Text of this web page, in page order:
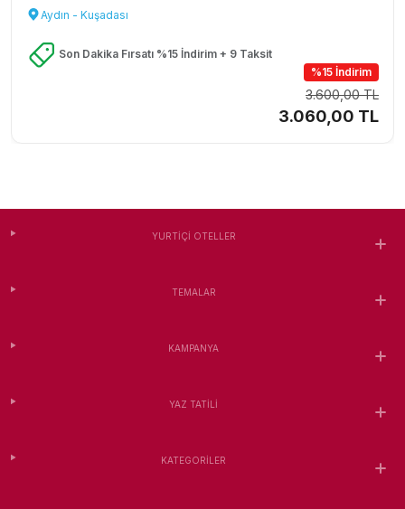
Aydın - Kuşadası
Son Dakika Fırsatı %15 İndirim + 9 Taksit
%15 İndirim
3.600,00 TL
3.060,00 TL
YURTIÇI OTELLER
TEMALAR
KAMPANYA
YAZ TATILI
KATEGORILER